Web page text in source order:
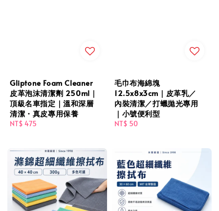
Gliptone Foam Cleaner
皮革泡沫清潔劑 250ml｜
頂級名車指定｜溫和深層
清潔・真皮專用保養
Regular
NT$ 475
毛巾布海綿塊
12.5x8x3cm｜皮革乳／
內裝清潔／打蠟拋光專用
｜小號便利型
Regular
NT$ 50